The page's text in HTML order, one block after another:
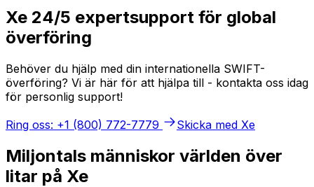
Xe 24/5 expertsupport för global
överföring
Behöver du hjälp med din internationella SWIFT-
överföring? Vi är här för att hjälpa till - kontakta oss idag
för personlig support!
Ring oss: +1 (800) 772-7779
Skicka med Xe
Miljontals människor världen över
litar på Xe